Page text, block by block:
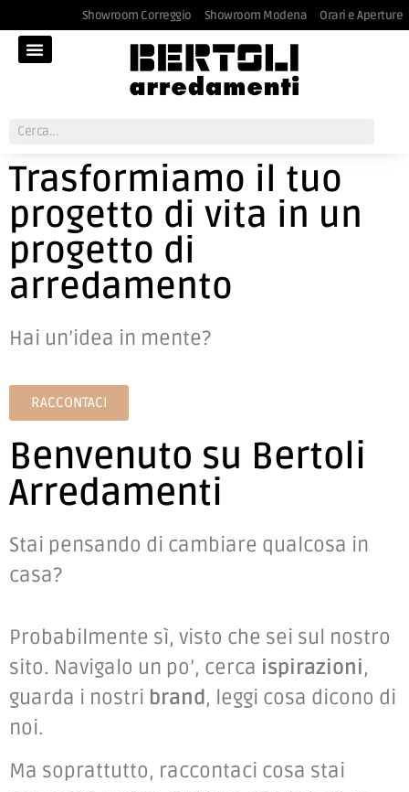
Showroom Correggio Showroom Modena Orari e Aperture
Trasformiamo il tuo
progetto di vita in un
progetto di
arredamento
Hai un’idea in mente?
RACCONTACI
Benvenuto su Bertoli
Arredamenti
Stai pensando di cambiare qualcosa in
casa?
Probabilmente sì, visto che sei sul nostro
sito. Navigalo un po’, cerca ispirazioni,
guarda i nostri brand, leggi cosa dicono di
noi.
Ma soprattutto, raccontaci cosa stai